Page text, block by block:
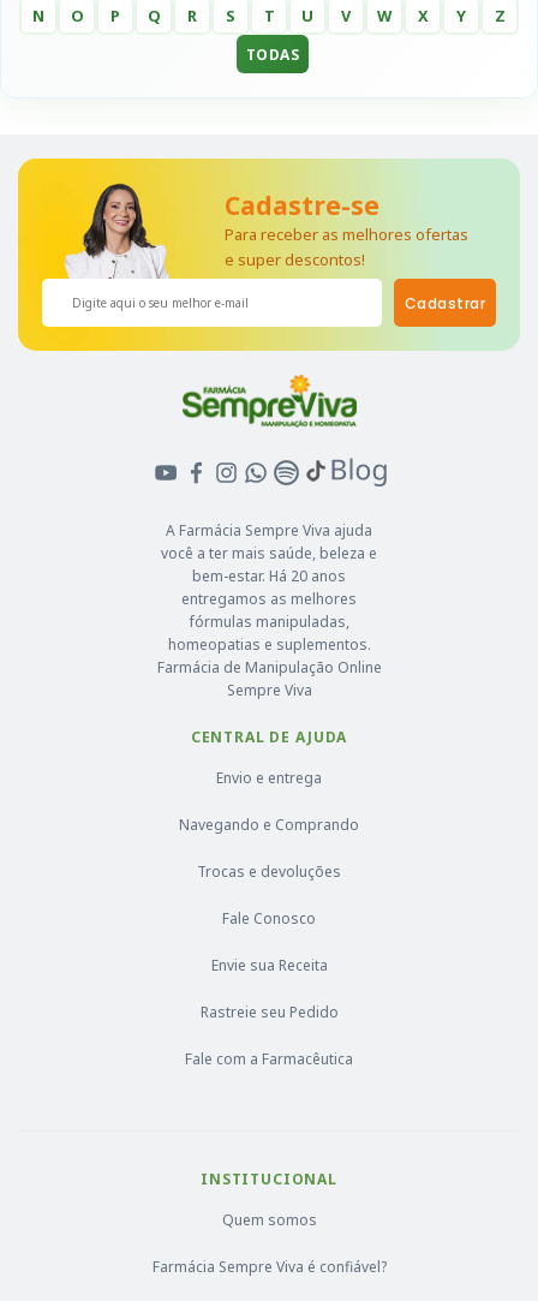
N O P Q R S T U V W X Y Z
TODAS
A Farmácia Sempre Viva ajuda
você a ter mais saúde, beleza e
bem-estar. Há 20 anos
entregamos as melhores
fórmulas manipuladas,
homeopatias e suplementos.
Farmácia de Manipulação Online
Sempre Viva
CENTRAL DE AJUDA
Envio e entrega
Navegando e Comprando
Trocas e devoluções
Fale Conosco
Envie sua Receita
Rastreie seu Pedido
Fale com a Farmacêutica
INSTITUCIONAL
Quem somos
Farmácia Sempre Viva é confiável?
Cadastre-se
Para receber as melhores ofertas
e super descontos!
Cadastrar